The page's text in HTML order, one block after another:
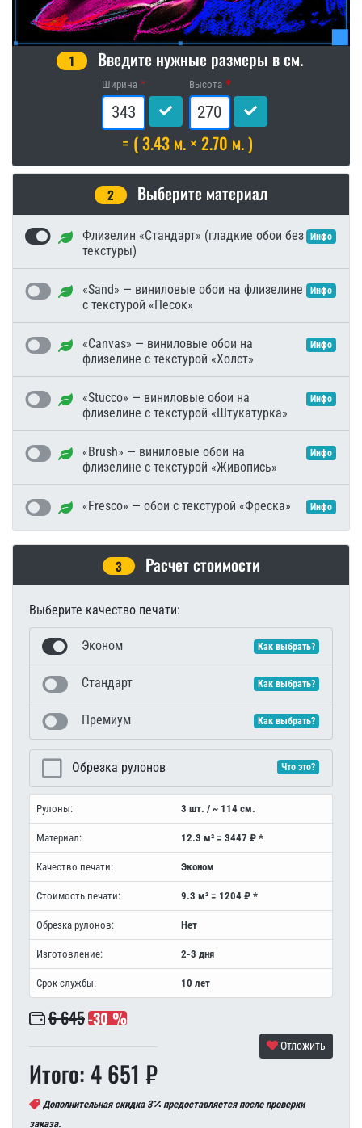
1 Введите нужные размеры в см.
Ширина Высота
= ( 3.43 м. × 2.70 м. )
2 Выберите материал
Флизелин «Стандарт» (гладкие обои без
текстуры)
Инфо
«Sand» — виниловые обои на флизелине
с текстурой «Песок»
Инфо
«Canvas» — виниловые обои на
флизелине с текстурой «Холст»
Инфо
«Stucco» — виниловые обои на
флизелине с текстурой «Штукатурка»
Инфо
«Brush» — виниловые обои на
флизелине с текстурой «Живопись»
Инфо
«Fresco» — обои с текстурой «Фреска» Инфо
3 Расчет стоимости
Выберите качество печати:
Эконом Как выбрать?
Стандарт Как выбрать?
Премиум Как выбрать?
Обрезка рулонов Что это?
Рулоны: 3 шт. / ~ 114 см.
Материал: 12.3 м² = 3447 ₽ *
Качество печати: Эконом
Стоимость печати: 9.3 м² = 1204 ₽ *
Обрезка рулонов: Нет
Изготовление: 2-3 дня
Срок службы: 10 лет
6 645-30 %
Итого: 4 651 ₽
Отложить
Дополнительная скидка 3
предоставляется после проверки
заказа.